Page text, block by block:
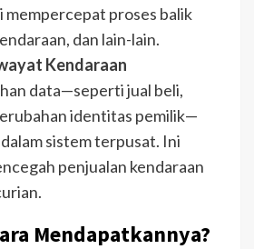
mempercepat proses balik
dan lain-lain.
Kendaraan
data—seperti jual beli,
identitas pemilik—
sistem terpusat. Ini
penjualan kendaraan
Mendapatkannya?